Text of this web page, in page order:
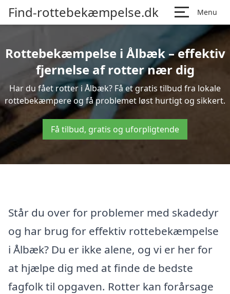
Find-rottebekæmpelse.dk Menu
Rottebekæmpelse i Ålbæk – effektiv
fjernelse af rotter nær dig
Har du fået rotter i Ålbæk? Få et gratis tilbud fra lokale
rottebekæmpere og få problemet løst hurtigt og sikkert.
Få tilbud, gratis og uforpligtende
Står du over for problemer med skadedyr
og har brug for effektiv rottebekæmpelse
i Ålbæk? Du er ikke alene, og vi er her for
at hjælpe dig med at finde de bedste
fagfolk til opgaven. Rotter kan forårsage